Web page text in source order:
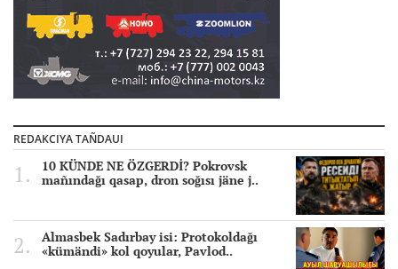
REDAKCIYA TAÑDAUI
10 KÜNDE NE ÖZGERDİ? Pokrovsk
mañındağı qasap, dron soğısı jäne j..
Almasbek Sadırbay isi: Protokoldağı
«kümändi» kol qoyular, Pavlod..